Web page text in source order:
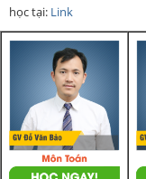
học tại: Link